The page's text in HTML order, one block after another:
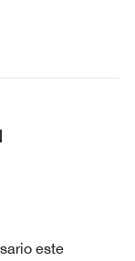
este